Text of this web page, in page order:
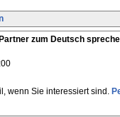
zum Deutsch
wenn Sie interessiert sind.